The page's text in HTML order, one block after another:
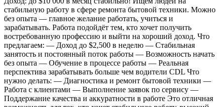
стабильную работу в сфере ремонта бытовой техники. Можно
без опыта — главное желание работать, учиться и
зарабатывать. Работа подойдёт тем, кто хочет получить
востребованную профессию и выйти на хороший доход. Что
предлагаем: — Доход до $2,500 в неделю — Стабильная
занятость и постоянный поток работы — Возможность начать
без опыта — Обучение в процессе работы — Реальная
перспектива зарабатывать больше чем водители CDL Что
нужно делать: — Диагностика и ремонт бытовой техники —
Работа с клиентами — Выполнение заявок по сервису —
Поддержание качества и аккуратности в работе Это отличная